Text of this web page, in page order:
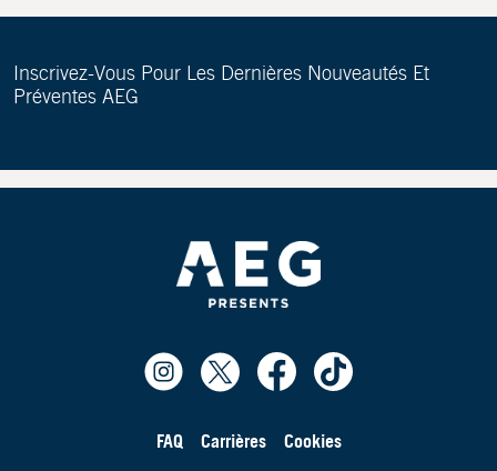
Inscrivez-Vous Pour Les Dernières Nouveautés Et
Préventes AEG
FAQ Carrières Cookies